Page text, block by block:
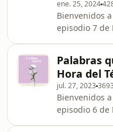
relaciones
desarrollarlas
más.
ene. 25, 2024
Bienvenidos
episodio 7 de
acerca de la
soltería al
expectativas
hemos
experiencias
fracasos y
Palabras
Hora del
jul. 27, 2023
Bienvenidos
episodio 6 de